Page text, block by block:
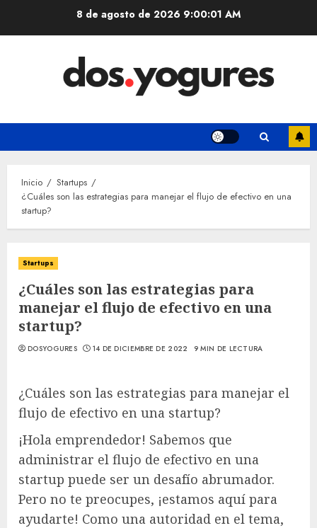
8 de agosto de 2026 9:00:02 AM
Inicio
Startups
¿Cuáles son las estrategias para manejar el flujo de efectivo en una
startup?
Startups
¿Cuáles son las estrategias para
manejar el flujo de efectivo en una
startup?
DOSYOGURES 14 DE DICIEMBRE DE 2022 9 MIN DE LECTURA
¿Cuáles son las estrategias para manejar el
flujo de efectivo en una startup?
¡Hola emprendedor! Sabemos que
administrar el flujo de efectivo en una
startup puede ser un desafío abrumador.
Pero no te preocupes, ¡estamos aquí para
ayudarte! Como una autoridad en el tema,